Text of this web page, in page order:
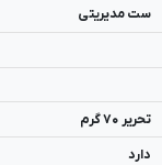
ست مدیریتی
تحریر ۷۰ گرم
دارد